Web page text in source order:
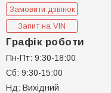
Замовити дзвінок
Запит на VIN
Графік роботи
Пн-Пт: 9:30-18:00
Сб: 9:30-15:00
Нд: Вихідний